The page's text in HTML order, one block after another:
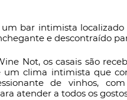
bar intimista
e descontraído
Not, os casais são
um clima intimista que
de vinhos,
atender a todos os